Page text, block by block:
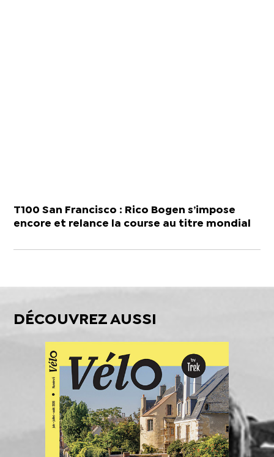
T100 San Francisco : Rico Bogen s’impose
encore et relance la course au titre mondial
DÉCOUVREZ AUSSI